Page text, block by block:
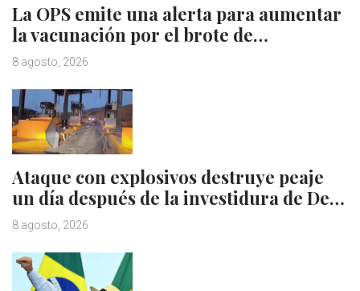
La OPS emite una alerta para aumentar
la vacunación por el brote de…
8 agosto, 2026
Ataque con explosivos destruye peaje
un día después de la investidura de De…
8 agosto, 2026